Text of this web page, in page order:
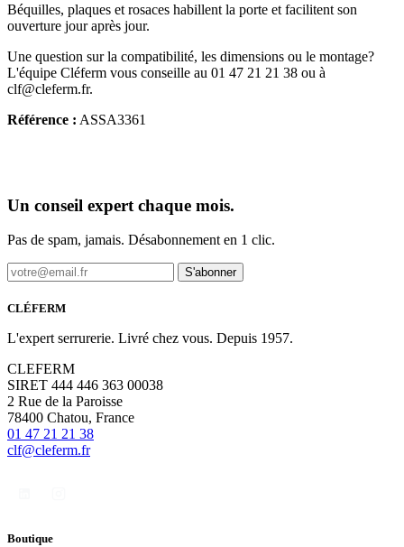
Béquilles, plaques et rosaces habillent la porte et facilitent son
ouverture jour après jour.
Une question sur la compatibilité, les dimensions ou le montage?
L'équipe Cléferm vous conseille au 01 47 21 21 38 ou à
clf@cleferm.fr.
Référence : ASSA3361
Un conseil expert chaque mois.
Pas de spam, jamais. Désabonnement en 1 clic.
S'abonner
CLÉFERM
L'expert serrurerie. Livré chez vous. Depuis 1957.
CLEFERM
SIRET 444 446 363 00038
2 Rue de la Paroisse
78400 Chatou, France
01 47 21 21 38
clf@cleferm.fr
Boutique